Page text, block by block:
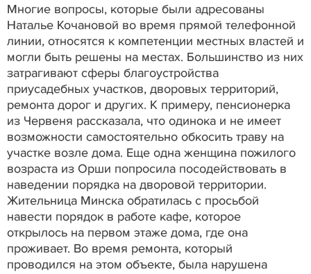
Многие вопросы, которые были адресованы
Наталье Кочановой во время прямой телефонной
линии, относятся к компетенции местных властей и
могли быть решены на местах. Большинство из них
затрагивают сферы благоустройства
приусадебных участков, дворовых территорий,
ремонта дорог и других. К примеру, пенсионерка
из Червеня рассказала, что одинока и не имеет
возможности самостоятельно обкосить траву на
участке возле дома. Еще одна женщина пожилого
возраста из Орши попросила посодействовать в
наведении порядка на дворовой территории.
Жительница Минска обратилась с просьбой
навести порядок в работе кафе, которое
открылось на первом этаже дома, где она
проживает. Во время ремонта, который
проводился на этом объекте, была нарушена